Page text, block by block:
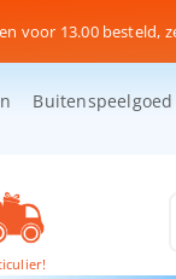
voor 13.00 besteld,
Buitenspeelgoed